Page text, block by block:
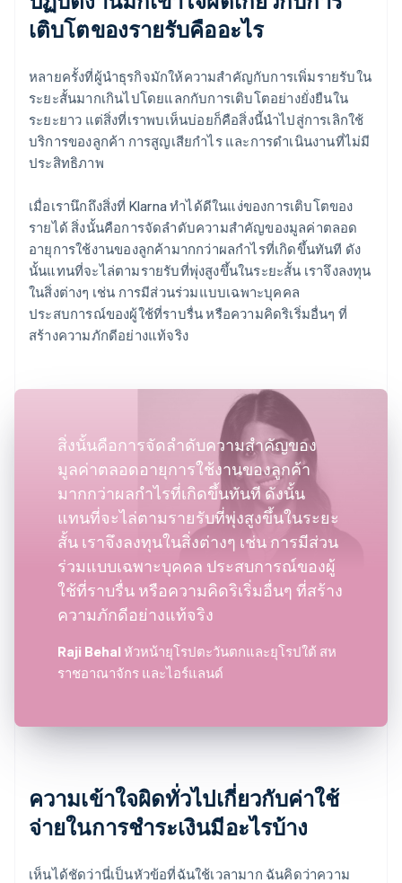
เติบโตของรายรับคืออะไร
หลายครั้งที่ผู้นำธุรกิจมักให้ความสำคัญกับการเพิ่มรายรับใน
ระยะสั้นมากเกินไปโดยแลกกับการเติบโตอย่างยั่งยืนใน
ระยะยาว แต่สิ่งที่เราพบเห็นบ่อยก็คือสิ่งนี้นำไปสู่การเลิกใช้
บริการของลูกค้า การสูญเสียกำไร และการดำเนินงานที่ไม่มี
ประสิทธิภาพ
เมื่อเรานึกถึงสิ่งที่ Klarna ทำได้ดีในแง่ของการเติบโตของ
รายได้ สิ่งนั้นคือการจัดลำดับความสำคัญของมูลค่าตลอด
อายุการใช้งานของลูกค้ามากกว่าผลกำไรที่เกิดขึ้นทันที ดัง
นั้นแทนที่จะไล่ตามรายรับที่พุ่งสูงขึ้นในระยะสั้น เราจึงลงทุน
ในสิ่งต่างๆ เช่น การมีส่วนร่วมแบบเฉพาะบุคคล
ประสบการณ์ของผู้ใช้ที่ราบรื่น หรือความคิดริเริ่มอื่นๆ ที่
สร้างความภักดีอย่างแท้จริง
สิ่งนั้นคือการจัดลำดับความสำคัญของ
มูลค่าตลอดอายุการใช้งานของลูกค้า
มากกว่าผลกำไรที่เกิดขึ้นทันที ดังนั้น
แทนที่จะไล่ตามรายรับที่พุ่งสูงขึ้นในระยะ
สั้น เราจึงลงทุนในสิ่งต่างๆ เช่น การมีส่วน
ร่วมแบบเฉพาะบุคคล ประสบการณ์ของผู้
ใช้ที่ราบรื่น หรือความคิดริเริ่มอื่นๆ ที่สร้าง
ความภักดีอย่างแท้จริง
Raji Behal หัวหน้ายุโรปตะวันตกและยุโรปใต้ สห
ราชอาณาจักร และไอร์แลนด์
ความเข้าใจผิดทั่วไปเกี่ยวกับค่าใช้
จ่ายในการชำระเงินมีอะไรบ้าง
เห็นได้ชัดว่านี่เป็นหัวข้อที่ฉันใช้เวลามาก ฉันคิดว่าความ